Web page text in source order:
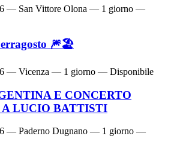
— San Vittore Olona — 1 giorno —
🎆🏖
— Vicenza — 1 giorno — Disponibile
E CONCERTO
LUCIO BATTISTI
— Paderno Dugnano — 1 giorno —